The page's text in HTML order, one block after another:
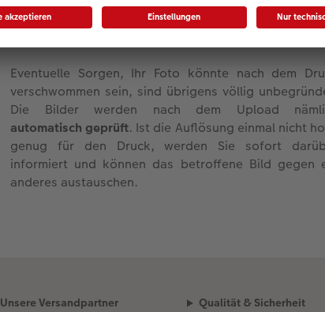
Nun alles noch einmal prüfen und dann
in Auftrag
geben.
Eventuelle Sorgen, Ihr Foto könnte nach dem
verschwommen sein, sind übrigens völlig
Die Bilder werden nach dem Upload
automatisch geprüft. Ist die Auflösung einmal nicht
genug für den Druck, werden Sie sofort
informiert und können das betroffene Bild gegen
anderes austauschen.
Unsere Versandpartner Qualität & Sicherheit